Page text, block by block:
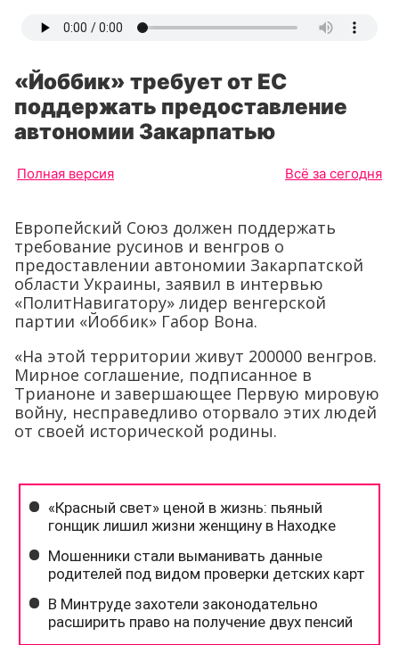
«Йоббик» требует от ЕС
поддержать предоставление
автономии Закарпатью
Полная версия Всё за сегодня
Европейский Союз должен поддержать
требование русинов и венгров о
предоставлении автономии Закарпатской
области Украины, заявил в интервью
«ПолитНавигатору» лидер венгерской
партии «Йоббик» Габор Вона.
«На этой территории живут 200000 венгров.
Мирное соглашение, подписанное в
Трианоне и завершающее Первую мировую
войну, несправедливо оторвало этих людей
от своей исторической родины.